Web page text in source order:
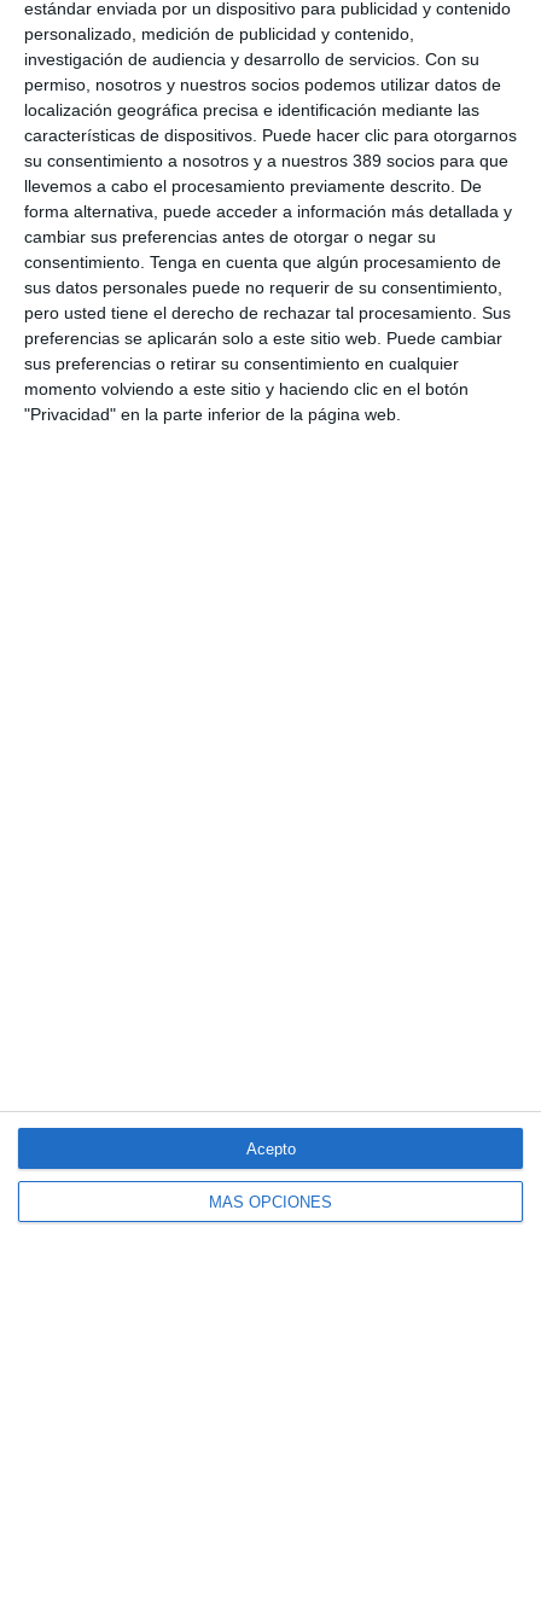
estándar enviada por un dispositivo para publicidad y contenido
personalizado, medición de publicidad y contenido,
investigación de audiencia y desarrollo de servicios. Con su
permiso, nosotros y nuestros socios podemos utilizar datos de
localización geográfica precisa e identificación mediante las
características de dispositivos. Puede hacer clic para otorgarnos
su consentimiento a nosotros y a nuestros 389 socios para que
llevemos a cabo el procesamiento previamente descrito. De
forma alternativa, puede acceder a información más detallada y
cambiar sus preferencias antes de otorgar o negar su
consentimiento. Tenga en cuenta que algún procesamiento de
sus datos personales puede no requerir de su consentimiento,
pero usted tiene el derecho de rechazar tal procesamiento. Sus
preferencias se aplicarán solo a este sitio web. Puede cambiar
sus preferencias o retirar su consentimiento en cualquier
momento volviendo a este sitio y haciendo clic en el botón
"Privacidad" en la parte inferior de la página web.
MÁS OPCIONES
Acepto
"esta convención pone en valor el trabajo constante de
nuestras oficinas, que son la base de nuestro crecimiento.
Venimos de una etapa de consolidación muy positiva y
afrontamos los próximos meses con el objetivo de seguir
ampliando nuestra red y reforzando la colaboración con las
compañías, siempre con el foco en ofrecer un mejor servicio a
nuestros clientes".
Si quiere recibir diariamente y GRATIS noticias como
esta, pinche aquí
LO ÚLTIMO
La verdad sobre la IA en el seguro: qué funciona ya y qué sigue
siendo una promesa